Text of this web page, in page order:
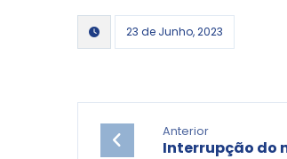
23 de Junho, 2023
Anterior
Interrupção do